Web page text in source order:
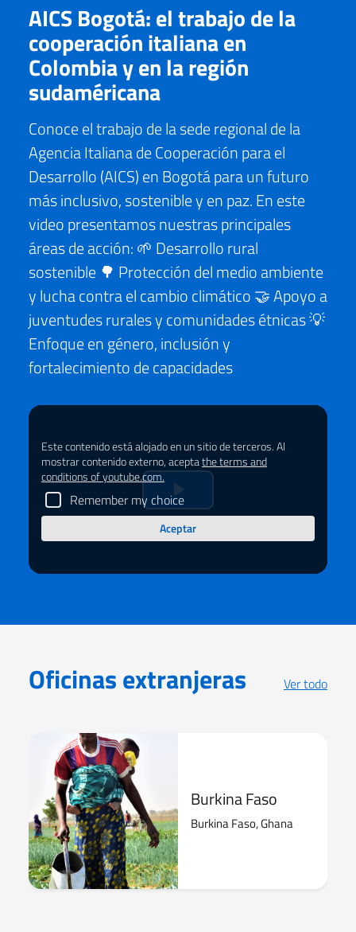
Este contenido está alojado en un sitio de terceros. Al
mostrar contenido externo, aceptathe terms and
conditions of youtube.com.
Remember my choice
Aceptar
Riprduci
il
video
AICS Bogotá: el trabajo de la
cooperación italiana en
Colombia y en la región
sudaméricana
Conoce el trabajo de la sede regional de la
Agencia Italiana de Cooperación para el
Desarrollo (AICS) en Bogotá para un futuro
más inclusivo, sostenible y en paz. En este
video presentamos nuestras principales
áreas de acción: 🌱 Desarrollo rural
sostenible 🌳 Protección del medio ambiente
y lucha contra el cambio climático 🤝 Apoyo a
juventudes rurales y comunidades étnicas 💡
Enfoque en género, inclusión y
fortalecimiento de capacidades
Oficinas extranjeras Ver todo
Burkina Faso
Burkina Faso, Ghana